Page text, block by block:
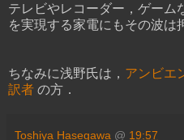
テレビやレコーダー，ゲーム
を実現する家電にもその波は
ちなみに浅野氏は， アンビエ
訳者 の方．
Toshiya Hasegawa @ 19:57